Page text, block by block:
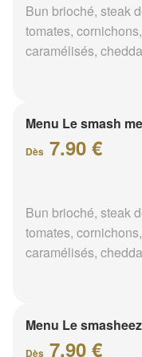
Bun brioché, steak
tomates,
caramélisés,
Menu Le smash
Dès 7.90 €
Bun brioché, steak
tomates,
caramélisés,
Menu Le smasheez
Dès 7.90 €